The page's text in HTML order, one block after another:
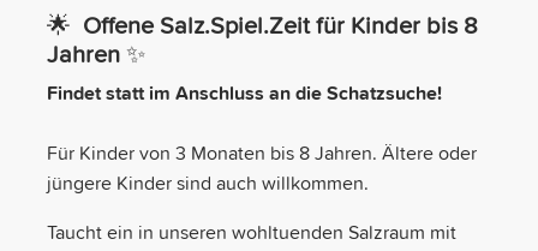
🌟 Offene Salz.Spiel.Zeit für Kinder bis 8
Jahren ✨
Findet statt im Anschluss an die Schatzsuche!
Für Kinder von 3 Monaten bis 8 Jahren. Ältere oder
jüngere Kinder sind auch willkommen.
Taucht ein in unseren wohltuenden Salzraum mit